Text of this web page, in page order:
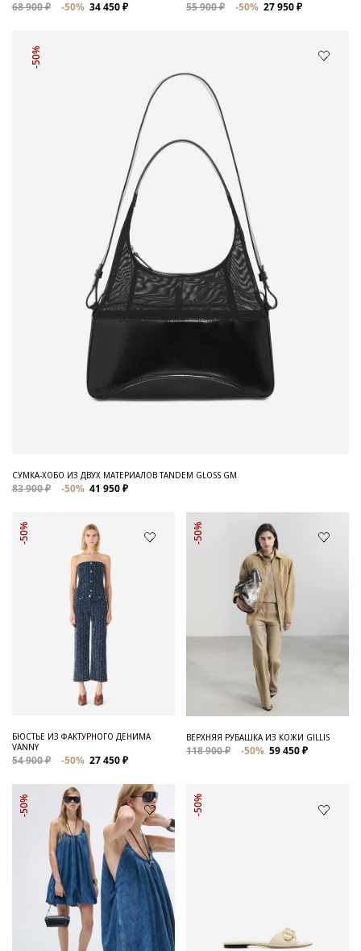
68 900 ₽ -50% 34 450 ₽ 55 900 ₽ -50% 27 950 ₽
-50%
СУМКА-ХОБО ИЗ ДВУХ МАТЕРИАЛОВ TANDEM GLOSS GM
83 900 ₽ -50% 41 950 ₽
-50%
БЮСТЬЕ ИЗ ФАКТУРНОГО ДЕНИМА
VANNY
54 900 ₽ -50% 27 450 ₽
-50%
ВЕРХНЯЯ РУБАШКА ИЗ КОЖИ GILLIS
118 900 ₽ -50% 59 450 ₽
-50% -50%